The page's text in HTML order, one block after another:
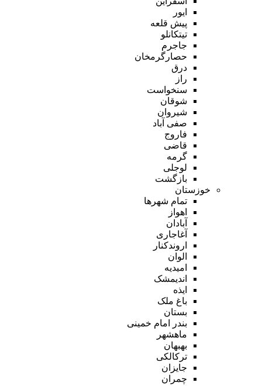
ایور
پیش قلعه
تیتکانلو
جاجرم
حصارگرمخان
درق
راز
سنخواست
شوقان
شیروان
صفی آباد
فاروج
قاضی
گرمه
لوجلی
بازگشت
خوزستان
تمام شهر‌ها
اهواز
آبادان
آغاجاری
اروندکنار
الوان
امیدیه
اندیمشک
ایذه
باغ ملک
بستان
بندر امام خمینی
ماهشهر
بهبهان
ترکالکی
جایزان
چمران